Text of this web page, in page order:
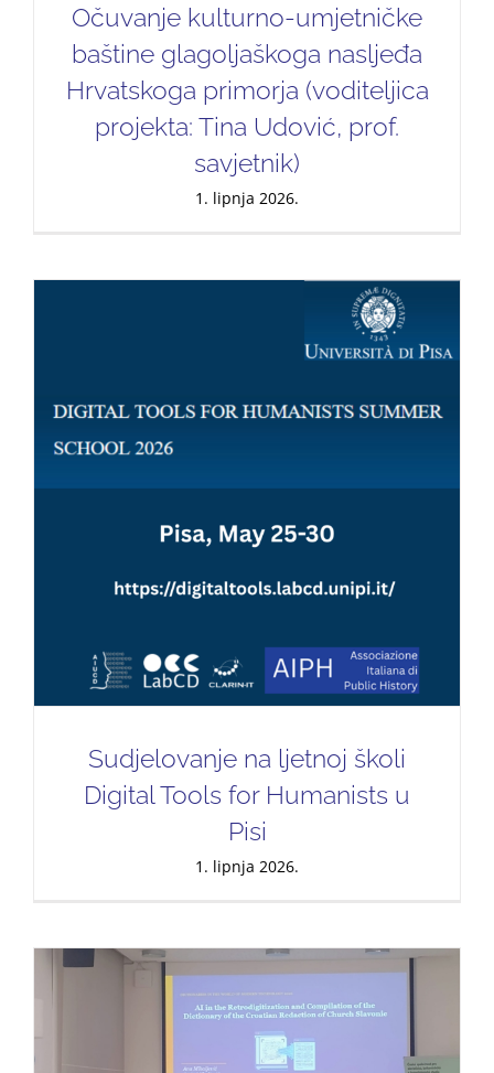
Očuvanje kulturno-umjetničke
baštine glagoljaškoga nasljeđa
Hrvatskoga primorja (voditeljica
projekta: Tina Udović, prof.
savjetnik)
1. lipnja 2026.
Sudjelovanje na ljetnoj školi
Digital Tools for Humanists u
Pisi
1. lipnja 2026.